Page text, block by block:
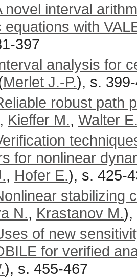
novel interval
equations with
397
analysis for
Merlet J.-P.), s.
robust path
, Kieffer M., Walter
for nonlinear
, Hofer E.), s. 425-
stabilizing
N., Krastanov M.),
of new
for verified
), s. 455-467